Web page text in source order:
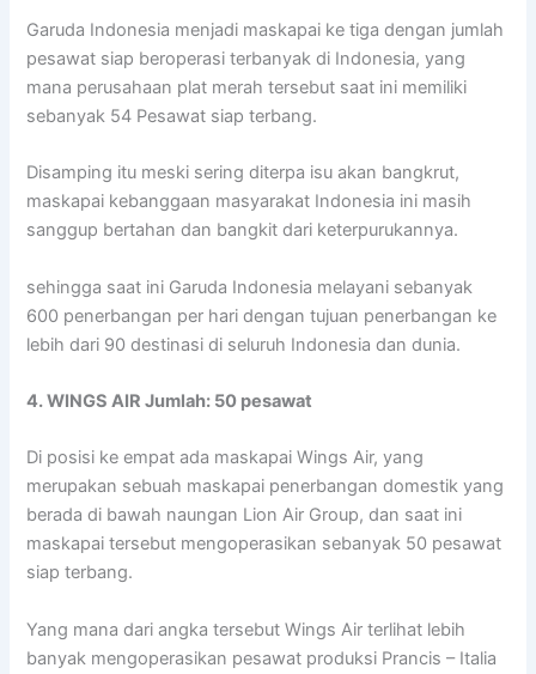
Garuda Indonesia menjadi maskapai ke tiga dengan jumlah
pesawat siap beroperasi terbanyak di Indonesia, yang
mana perusahaan plat merah tersebut saat ini memiliki
sebanyak 54 Pesawat siap terbang.
Disamping itu meski sering diterpa isu akan bangkrut,
maskapai kebanggaan masyarakat Indonesia ini masih
sanggup bertahan dan bangkit dari keterpurukannya.
sehingga saat ini Garuda Indonesia melayani sebanyak
600 penerbangan per hari dengan tujuan penerbangan ke
lebih dari 90 destinasi di seluruh Indonesia dan dunia.
4. WINGS AIR Jumlah: 50 pesawat
Di posisi ke empat ada maskapai Wings Air, yang
merupakan sebuah maskapai penerbangan domestik yang
berada di bawah naungan Lion Air Group, dan saat ini
maskapai tersebut mengoperasikan sebanyak 50 pesawat
siap terbang.
Yang mana dari angka tersebut Wings Air terlihat lebih
banyak mengoperasikan pesawat produksi Prancis – Italia